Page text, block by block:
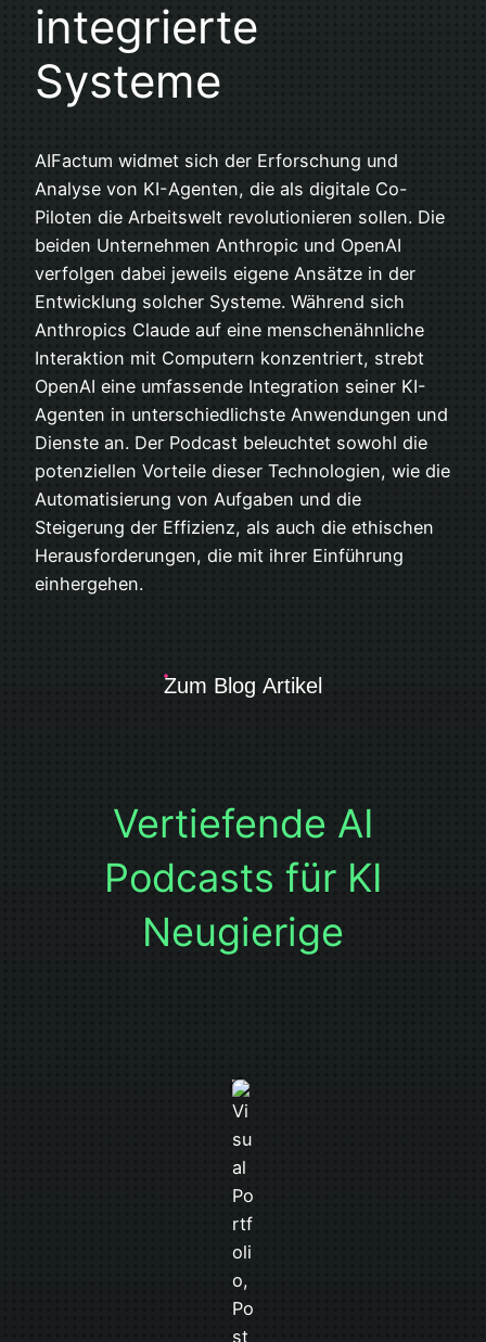
integrierte
Systeme
AIFactum widmet sich der Erforschung und
Analyse von KI-Agenten, die als digitale Co-
Piloten die Arbeitswelt revolutionieren sollen. Die
beiden Unternehmen Anthropic und OpenAI
verfolgen dabei jeweils eigene Ansätze in der
Entwicklung solcher Systeme. Während sich
Anthropics Claude auf eine menschenähnliche
Interaktion mit Computern konzentriert, strebt
OpenAI eine umfassende Integration seiner KI-
Agenten in unterschiedlichste Anwendungen und
Dienste an. Der Podcast beleuchtet sowohl die
potenziellen Vorteile dieser Technologien, wie die
Automatisierung von Aufgaben und die
Steigerung der Effizienz, als auch die ethischen
Herausforderungen, die mit ihrer Einführung
einhergehen.
Zum Blog Artikel
Vertiefende AI
Podcasts für KI
Neugierige